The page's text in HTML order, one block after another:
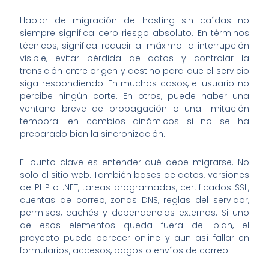
Hablar de migración de hosting sin caídas no
siempre significa cero riesgo absoluto. En términos
técnicos, significa reducir al máximo la interrupción
visible, evitar pérdida de datos y controlar la
transición entre origen y destino para que el servicio
siga respondiendo. En muchos casos, el usuario no
percibe ningún corte. En otros, puede haber una
ventana breve de propagación o una limitación
temporal en cambios dinámicos si no se ha
preparado bien la sincronización.
El punto clave es entender qué debe migrarse. No
solo el sitio web. También bases de datos, versiones
de PHP o .NET, tareas programadas, certificados SSL,
cuentas de correo, zonas DNS, reglas del servidor,
permisos, cachés y dependencias externas. Si uno
de esos elementos queda fuera del plan, el
proyecto puede parecer online y aun así fallar en
formularios, accesos, pagos o envíos de correo.